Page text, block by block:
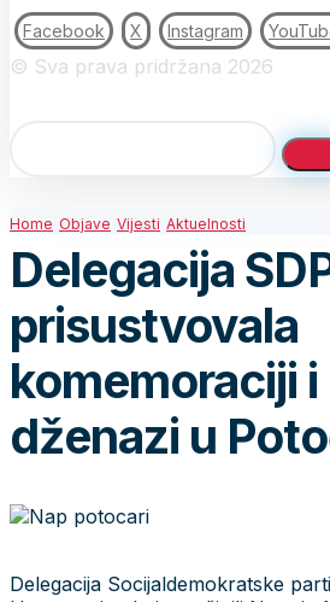
Facebook X Instagram
© Sva prava pridržana 2026
Home Objave Vijesti Aktuelnosti
Delegacija
prisustvovala
komemoraciji i
dženazi u
Delegacija Socijaldemokratske